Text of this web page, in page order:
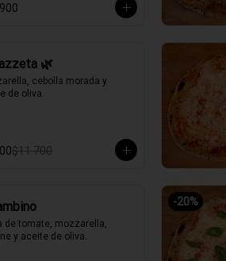
🌿
cebolla morada y
de oliva.
$11.700
de tomate, mozzarella,
y aceite de oliva.
-20%